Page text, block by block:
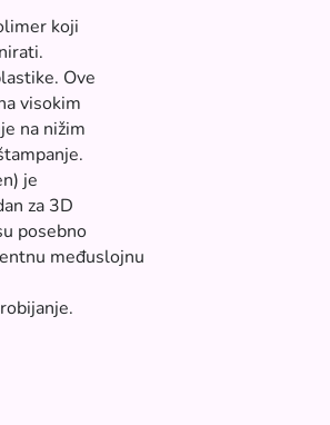
koji
Ove
visokim
na nižim
je
za 3D
posebno
međuslojnu